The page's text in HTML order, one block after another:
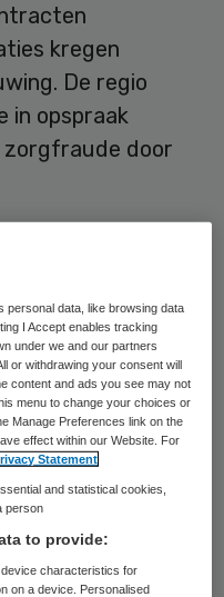
kregen
De regio
in opspraak
door
verwacht,
onlangsal
van 1
aanleiding van
niet
Nog eens
waarschuwing,
orde bleken te
.
personal data, like browsing data
I Accept enables tracking
under we and our partners
or withdrawing your consent will
content and ads you see may not
menu to change your choices or
Manage Preferences link on the
effect within our Website. For
Statement
and statistical cookies,
person
to provide:
characteristics for
on a device. Personalised